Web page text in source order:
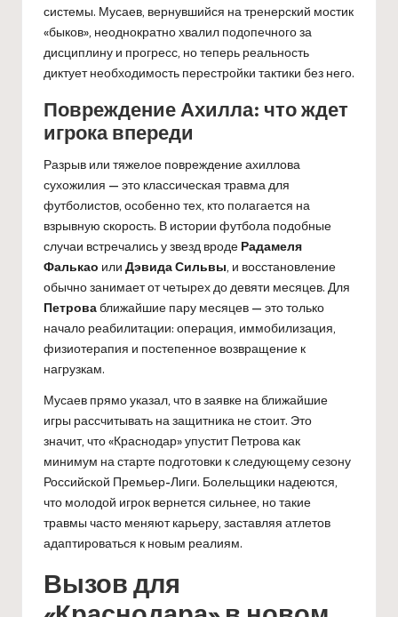
системы. Мусаев, вернувшийся на тренерский мостик
«быков», неоднократно хвалил подопечного за
дисциплину и прогресс, но теперь реальность
диктует необходимость перестройки тактики без него.
Повреждение Ахилла: что ждет
игрока впереди
Разрыв или тяжелое повреждение ахиллова
сухожилия — это классическая травма для
футболистов, особенно тех, кто полагается на
взрывную скорость. В истории футбола подобные
случаи встречались у звезд вроде Радамеля
Фалькао или Дэвида Сильвы, и восстановление
обычно занимает от четырех до девяти месяцев. Для
Петроваближайшие пару месяцев — это только
начало реабилитации: операция, иммобилизация,
физиотерапия и постепенное возвращение к
нагрузкам.
Мусаев прямо указал, что в заявке на ближайшие
игры рассчитывать на защитника не стоит. Это
значит, что «Краснодар» упустит Петрова как
минимум на старте подготовки к следующему сезону
Российской Премьер-Лиги. Болельщики надеются,
что молодой игрок вернется сильнее, но такие
травмы часто меняют карьеру, заставляя атлетов
адаптироваться к новым реалиям.
Вызов для